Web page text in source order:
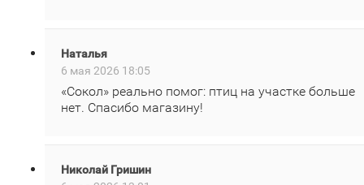
Наталья
6 мая 2026 18:05
«Сокол» реально помог: птиц на участке больше
нет. Спасибо магазину!
Николай Гришин